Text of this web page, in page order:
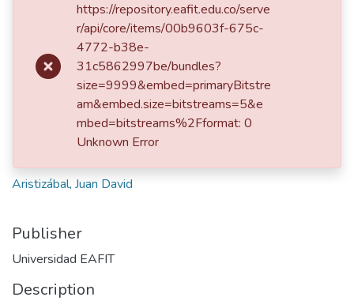
2006
Authors
Londoño Ocampo, María Isabel
Aristizábal, Juan David
Publisher
Universidad EAFIT
Description
https://repository.eafit.edu.co/serve
r/api/core/items/00b9603f-675c-
4772-b38e-
31c5862997be/bundles?
size=9999&embed=primaryBitstre
am&embed.size=bitstreams=5&e
mbed=bitstreams%2Fformat: 0
Unknown Error